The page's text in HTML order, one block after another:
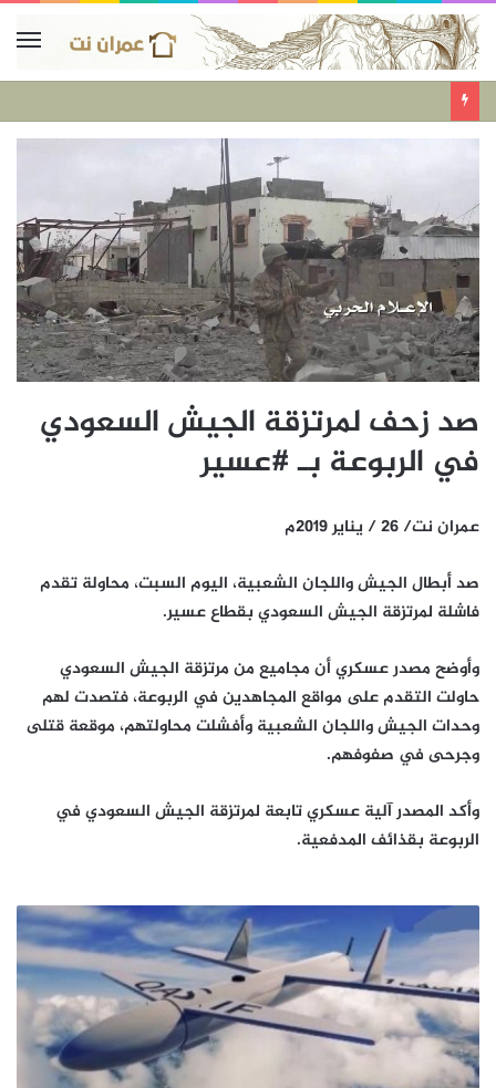
صد زحف لمرتزقة الجيش السعودي
في الربوعة بـ #عسير
عمران نت/ 26 / يناير 2019م
صد أبطال الجيش واللجان الشعبية، اليوم السبت، محاولة تقدم
فاشلة لمرتزقة الجيش السعودي بقطاع عسير.
وأوضح مصدر عسكري أن مجاميع من مرتزقة الجيش السعودي
حاولت التقدم على مواقع المجاهدين في الربوعة، فتصدت لهم
وحدات الجيش واللجان الشعبية وأفشلت محاولتهم، موقعة قتلى
وجرحى في صفوفهم.
وأكد المصدر آلية عسكري تابعة لمرتزقة الجيش السعودي في
الربوعة بقذائف المدفعية.